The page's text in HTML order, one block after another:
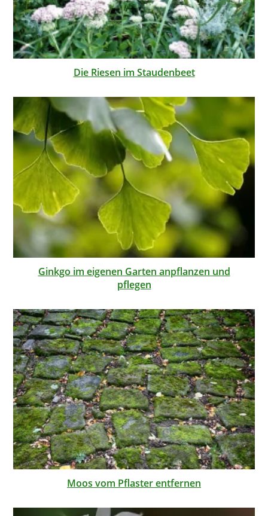
Die Riesen im Staudenbeet
Ginkgo im eigenen Garten anpflanzen und
pflegen
Moos vom Pflaster entfernen